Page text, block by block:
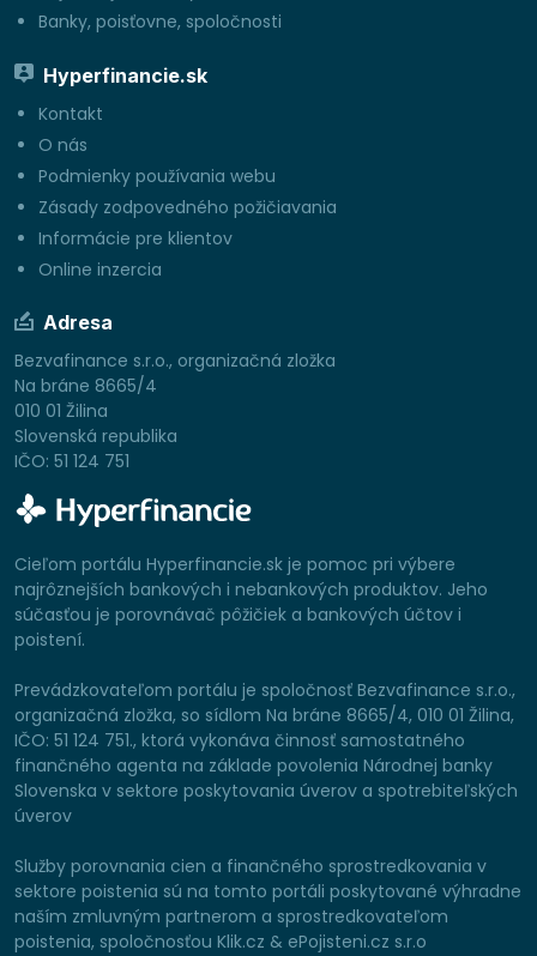
Banky, poisťovne, spoločnosti
Hyperfinancie.sk
Kontakt
O nás
Podmienky používania webu
Zásady zodpovedného požičiavania
Informácie pre klientov
Online inzercia
Adresa
Bezvafinance s.r.o., organizačná zložka
Na bráne 8665/4
010 01 Žilina
Slovenská republika
IČO: 51 124 751
Cieľom portálu Hyperfinancie.sk je pomoc pri výbere
najrôznejších bankových i nebankových produktov. Jeho
súčasťou je porovnávač pôžičiek a bankových účtov i
poistení.
Prevádzkovateľom portálu je spoločnosť Bezvafinance s.r.o.,
organizačná zložka, so sídlom Na bráne 8665/4, 010 01 Žilina,
IČO: 51 124 751., ktorá vykonáva činnosť samostatného
finančného agenta na základe povolenia Národnej banky
Slovenska v sektore poskytovania úverov a spotrebiteľských
úverov
Služby porovnania cien a finančného sprostredkovania v
sektore poistenia sú na tomto portáli poskytované výhradne
naším zmluvným partnerom a sprostredkovateľom
poistenia, spoločnosťou Klik.cz & ePojisteni.cz s.r.o